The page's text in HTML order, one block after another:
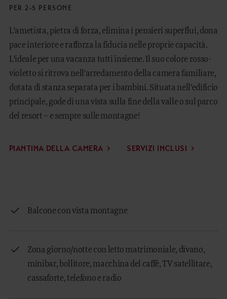
PER 2-5 PERSONE
L'ametista, pietra di forza, elimina i pensieri superflui, dona
pace interiore e rafforza la fiducia nelle proprie capacità.
L'ideale per una vacanza tutti insieme. Il suo colore rosso-
violetto si ritrova nell'arredamento della camera familiare,
dotata di stanza separata per i bambini. Situata nell’edificio
principale, gode di una vista sulla fine della valle o sul parco
del resort – e sempre sulle montagne!
PIANTINA DELLA CAMERA SERVIZI INCLUSI
Balcone con vista montagne
Zona giorno/notte con letto matrimoniale, divano,
minibar, bollitore, macchina del caffè, TV satellitare,
cassaforte, telefono e radio